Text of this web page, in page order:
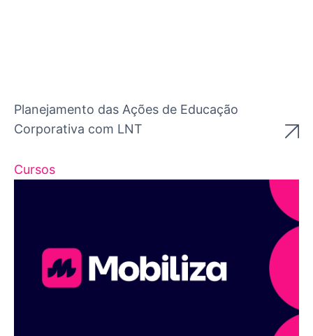
Planejamento das Ações de Educação
Corporativa com LNT
Cursos